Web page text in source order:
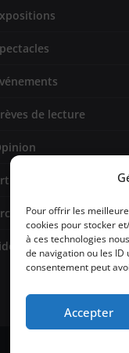
Pour offrir les
cookies pour stocker
à ces technologies
de navigation ou les
consentement peut
Accepter
de lecture
design